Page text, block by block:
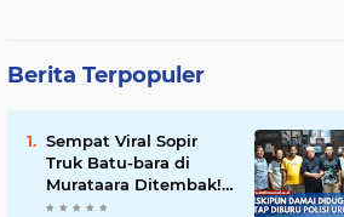
Berita Terpopuler
Sempat Viral Sopir
Truk Batu-bara di
Murataara Ditembak!
Namun Dikabarkan